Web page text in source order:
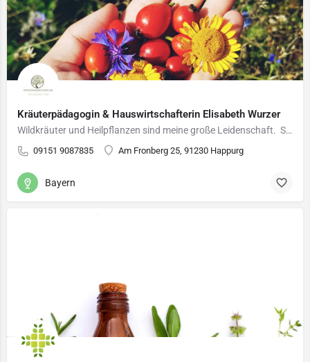
Kräuterpädagogin & Hauswirtschafterin Elisabeth Wurzer
Wildkräuter und Heilpflanzen sind meine große Leidenschaft. Schon seit Kindheitstagen beschäftige ich mich…
09151 9087835 Am Fronberg 25, 91230 Happurg
Bayern